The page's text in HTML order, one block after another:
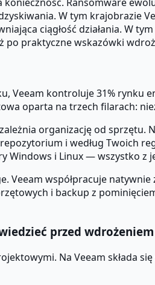
W tym krajobrazie
ciągłość działania. W
po praktyczne wskazówki
Veeam kontroluje 31% rynku
oparta na trzech filarach:
organizację od sprzętu.
i według Twoich
Windows i Linux — wszystko z
współpracuje
i backup z
przed wdrożeniem
Na Veeam składa